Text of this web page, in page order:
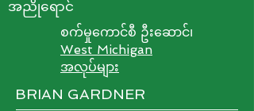
အညိုရောင်
စက်မှုကောင်စီ ဦးဆောင်၊
West Michigan
အလုပ်များ
BRIAN GARDNER